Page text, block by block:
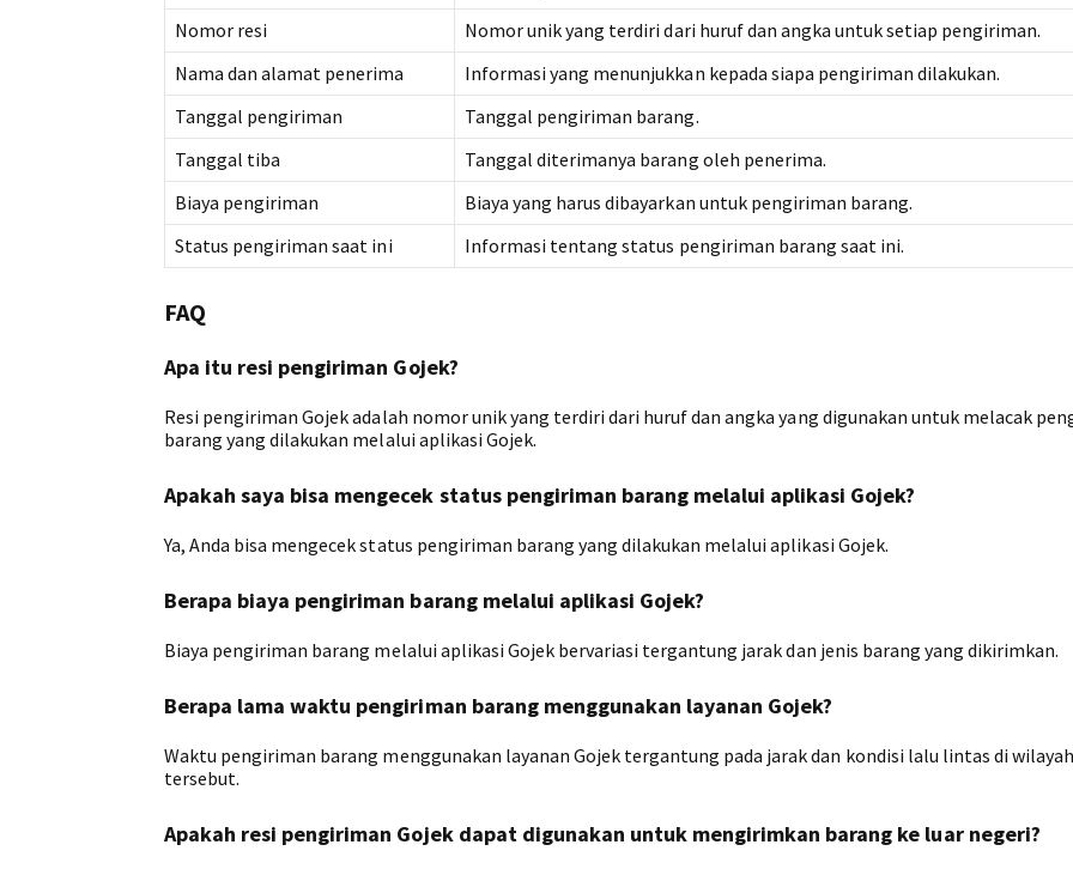
Nomor resi
Nomor unik yang terdiri dari huruf dan angka untuk setiap pengiriman.
Nama dan alamat penerima
Informasi yang menunjukkan kepada siapa pengiriman dilakukan.
Tanggal pengiriman
Tanggal pengiriman barang.
Tanggal tiba
Tanggal diterimanya barang oleh penerima.
Biaya pengiriman
Biaya yang harus dibayarkan untuk pengiriman barang.
Status pengiriman saat ini
Informasi tentang status pengiriman barang saat ini.
FAQ
Apa itu resi pengiriman Gojek?
Resi pengiriman Gojek adalah nomor unik yang terdiri dari huruf dan angka yang digunakan untuk melacak
barang yang dilakukan melalui aplikasi Gojek.
Apakah saya bisa mengecek status pengiriman barang melalui aplikasi Gojek?
Ya, Anda bisa mengecek status pengiriman barang yang dilakukan melalui aplikasi Gojek.
Berapa biaya pengiriman barang melalui aplikasi Gojek?
Biaya pengiriman barang melalui aplikasi Gojek bervariasi tergantung jarak dan jenis barang yang dikirimkan.
Berapa lama waktu pengiriman barang menggunakan layanan Gojek?
Waktu pengiriman barang menggunakan layanan Gojek tergantung pada jarak dan kondisi lalu lintas di wilayah
tersebut.
Apakah resi pengiriman Gojek dapat digunakan untuk mengirimkan barang ke luar negeri?